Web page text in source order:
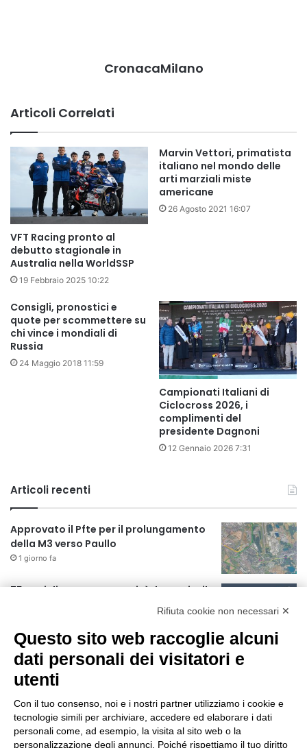
CronacaMilano
Articoli Correlati
VFT Racing pronto al
debutto stagionale in
Australia nella WorldSSP
19 Febbraio 2025 10:22
Marvin Vettori, primatista
italiano nel mondo delle
arti marziali miste
americane
26 Agosto 2021 16:07
Consigli, pronostici e
quote per scommettere su
chi vince i mondiali di
Russia
24 Maggio 2018 11:59
Campionati Italiani di
Ciclocross 2026, i
complimenti del
presidente Dagnoni
12 Gennaio 2026 7:31
Articoli recenti
Approvato il Pfte per il prolungamento
della M3 verso Paullo
1 giorno fa
75 anni di INFN. La comunità, la storia, il
1 giorno fa
Milano Aiuta Estate, 1600 prestazioni di
assistenza attivate
1 giorno fa
Il potenziale invisibile: come la
curiosità guida l’evoluzione umana
1 giorno fa
Rifiuta cookie non necessari ✕
Questo sito web raccoglie alcuni
dati personali dei visitatori e
utenti
Con il tuo consenso, noi e i nostri partner utilizziamo i cookie e
tecnologie simili per archiviare, accedere ed elaborare i dati
personali come, ad esempio, la visita al sito web o la
personalizzazione degli annunci. Poiché rispettiamo il tuo diritto